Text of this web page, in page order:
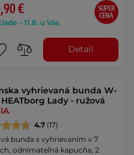
€
– 11.8. u Vás
SUPER
CENA
Detail
vyhrievaná bunda W-
HEATborg Lady - ružová
4.7 (17)
bunda s vyhrievaním v 7
odnímateľná kapucňa, 2